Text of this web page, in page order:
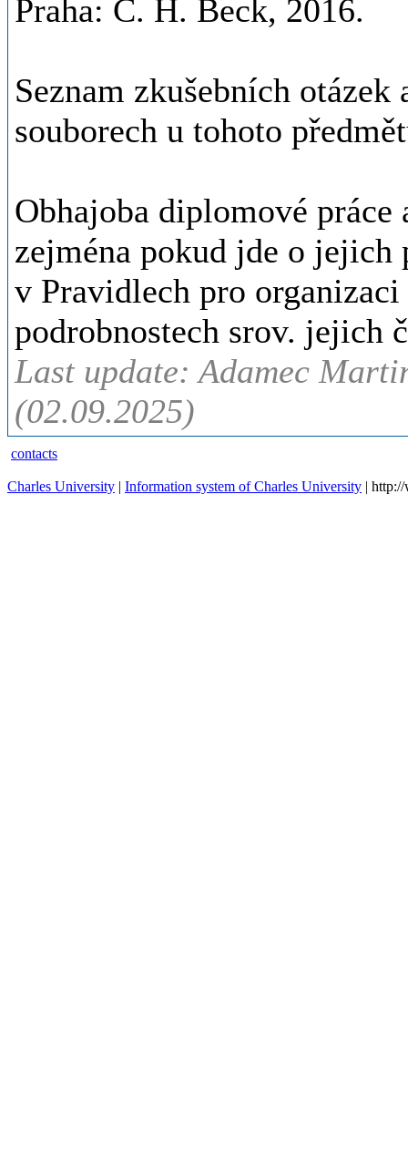
Praha: C. H. Beck, 2016.
Seznam zkušebních
souborech u tohoto
Obhajoba diplomové práce
zejména pokud jde o jejich
v Pravidlech pro
podrobnostech srov. jejich
Last update: Adamec
(02.09.2025)
contacts
Charles University | Information system of Charles University |